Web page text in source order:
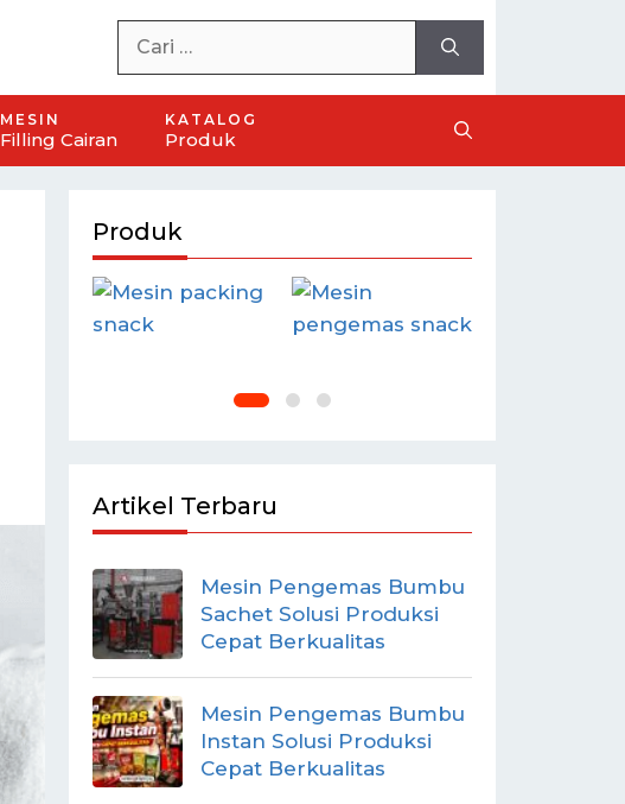
MESIN
Filling Cairan
KATALOG
Produk
Produk
Artikel Terbaru
Mesin Pengemas Bumbu
Sachet Solusi Produksi
Cepat Berkualitas
Mesin Pengemas Bumbu
Instan Solusi Produksi
Cepat Berkualitas